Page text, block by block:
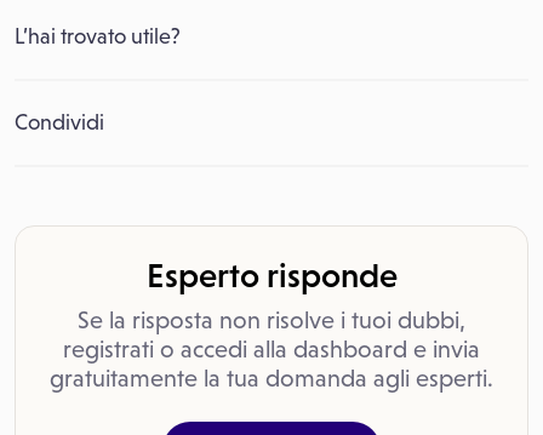
L’hai trovato utile?
Condividi
Esperto risponde
Se la risposta non risolve i tuoi dubbi,
registrati o accedi alla dashboard e invia
gratuitamente la tua domanda agli esperti.